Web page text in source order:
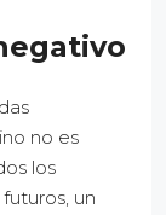
no es
los
un